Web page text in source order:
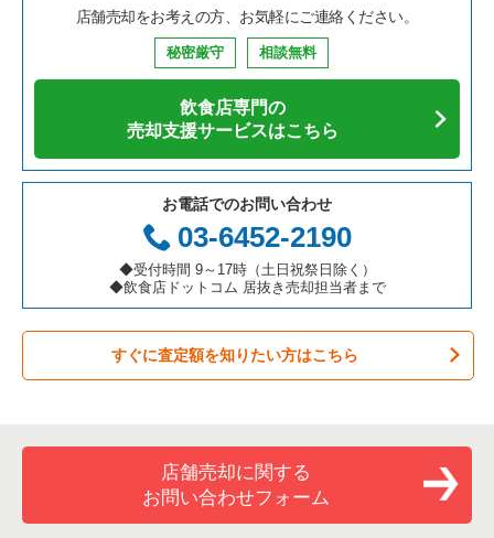
鉄板焼き・お好み焼の居抜き売却物件の案件一覧
カフェの居抜き売却物件の案件一覧
テイクアウトの居抜き売却物件の案件一覧
お弁当・惣菜・デリの居抜き売却物件の案件一覧
カラオケ・パブ・スナックの居抜き売却物件の案件一覧
バーの居抜き売却物件の案件一覧
居酒屋・ダイニングバーの居抜き売却物件の案件一覧
洋食の居抜き売却物件の案件一覧
兵庫県の飲食店の居抜き売却物件の案件一覧
愛知県の飲食店の居抜き売却物件の案件一覧
岐阜県の飲食店の居抜き売却物件の案件一覧
三重県の飲食店の居抜き売却物件の案件一覧
入間市の飲食店の居抜き売却物件の案件一覧
久喜市の飲食店の居抜き売却物件の案件一覧
富士見市の飲食店の居抜き売却物件の案件一覧
ふじみ野市の飲食店の居抜き売却物件の案件一覧
朝霞市の飲食店の居抜き売却物件の案件一覧
草加市の飲食店の居抜き売却物件の案件一覧
さいたま市緑区の飲食店の居抜き売却物件の案件一覧
さいたま市南区の飲食店の居抜き売却物件の案件一覧
埼玉県のそば・うどんの居抜き売却物件の案件一覧
埼玉県の焼肉の居抜き売却物件の案件一覧
埼玉県の鉄板焼き・お好み焼の居抜き売却物件の案件一覧
埼玉県のアジア料理の居抜き売却物件の案件一覧
埼玉県のカフェの居抜き売却物件の案件一覧
埼玉県のテイクアウトの居抜き売却物件の案件一覧
埼玉県のお弁当・惣菜・デリの居抜き売却物件の案件一覧
埼玉県のバーの居抜き売却物件の案件一覧
埼玉県の居酒屋・ダイニングバーの居抜き売却物件の案件一覧
東浦和駅の居酒屋・ダイニングバーの居抜き売却物件の案件一
店舗売却をお考えの方、お気軽にご連絡ください。
秘密厳守 相談無料
飲食店専門の
売却支援サービスはこちら
お電話でのお問い合わせ
03-6452-2190
◆受付時間 9～17時（土日祝祭日除く）
◆飲食店ドットコム 居抜き売却担当者まで
すぐに査定額を知りたい方はこちら
店舗売却に関する
お問い合わせフォーム